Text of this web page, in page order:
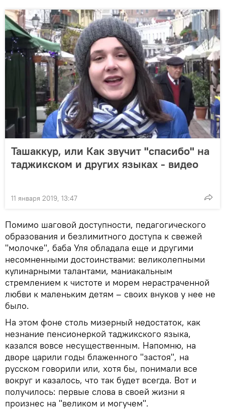
Ташаккур, или Как звучит "спасибо" на
таджикском и других языках - видео
11 января 2019, 13:47
Помимо шаговой доступности, педагогического
образования и безлимитного доступа к свежей
"молочке", баба Уля обладала еще и другими
несомненными достоинствами: великолепными
кулинарными талантами, маниакальным
стремлением к чистоте и морем нерастраченной
любви к маленьким детям – своих внуков у нее не
было.
На этом фоне столь мизерный недостаток, как
незнание пенсионеркой таджикского языка,
казался вовсе несущественным. Напомню, на
дворе царили годы блаженного "застоя", на
русском говорили или, хотя бы, понимали все
вокруг и казалось, что так будет всегда. Вот и
получилось: первые слова в своей жизни я
произнес на "великом и могучем".